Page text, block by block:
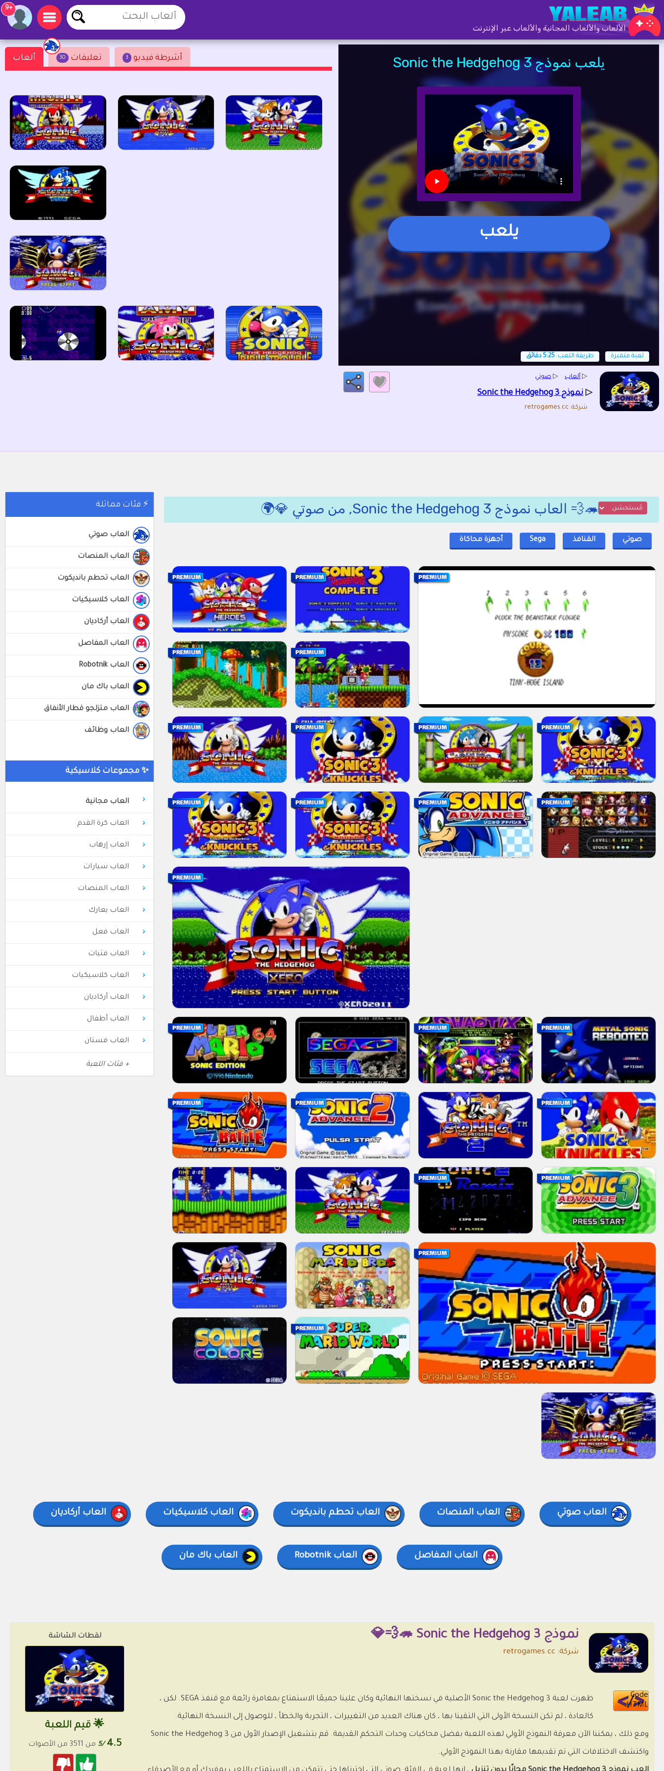
الألعاب والألعاب المجانية والألعاب عبر الإنترنت
+9
يلعب نموذج Sonic the Hedgehog 3
يلعب
لعبة متميزة طريقة اللعب: 5:25 دقائق
▷ ألعاب ▷ صوتي
▷ نموذج Sonic the Hedgehog 3
شركة: retrogames.cc
ألعاب 30 تعليقات 3 أشرطة فيديو
⚡ فئات مماثلة
العاب صوتي
العاب المنصات
العاب تحطم بانديكوت
العاب كلاسيكيات
العاب أركاديان
العاب المفاصل
العاب Robotnik
العاب باك مان
العاب متزلجو قطار الأنفاق
العاب وظائف
✨ مجموعات كلاسيكية
العاب مجانية
العاب كرة القدم
العاب إرهاب
العاب سيارات
العاب المنصات
العاب يعارك
العاب فعل
العاب فتيات
العاب كلاسيكيات
العاب أركاديان
العاب أطفال
العاب فستان
+ فئات اللعبة
🦔💨 العاب نموذج Sonic the Hedgehog 3, من صوتي 💎🌍
صوتي القنافذ Sega أجهزة محاكاة
العاب صوتي العاب المنصات العاب تحطم بانديكوت العاب كلاسيكيات العاب أركاديان
العاب المفاصل العاب Robotnik العاب باك مان
لقطات الشاشة
🌟 قيم اللعبة
4.5
/5 من 3511 من الأصوات
نموذج Sonic the Hedgehog 3 🦔💨💎
شركة: retrogames.cc
Code
HTML
ظهرت لعبة Sonic the Hedgehog 3 الأصلية في نسختها النهائية وكان علينا جميعًا الاستمتاع بمغامرة رائعة مع قنفذ SEGA. لكن ،
كالعادة ، لم تكن النسخة الأولى التي التقينا بها ، كان هناك العديد من التغييرات ، التجربة والخطأ ، للوصول إلى النسخة النهائية.
ومع ذلك ، يمكننا الآن معرفة النموذج الأولي لهذه اللعبة بفضل محاكيات وحدات التحكم القديمة. قم بتشغيل الإصدار الأول من Sonic the Hedgehog 3
واكتشف الاختلافات التي تم تقديمها مقارنة بهذا النموذج الأولي.